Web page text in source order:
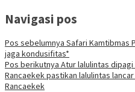
Navigasi pos
Pos sebelumnya Safari Kamtibmas
jaga kondusifitas*
Pos berikutnya Atur lalulintas
Rancaekek pastikan lalulintas
Rancaekek